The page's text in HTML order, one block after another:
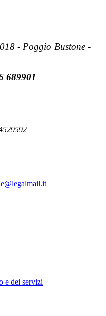
- Poggio Bustone -
689901
e dei servizi